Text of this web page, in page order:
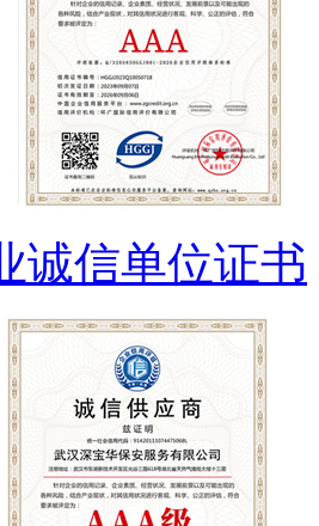
诚信单位证书